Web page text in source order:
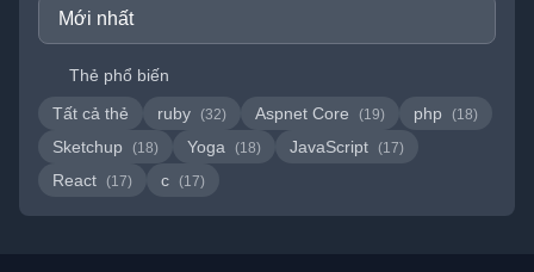
Thẻ phổ biến
Tất cả thẻ
ruby (32) Aspnet Core (19) php (18)
Sketchup (18) Yoga (18) JavaScript (17)
React (17) c (17)